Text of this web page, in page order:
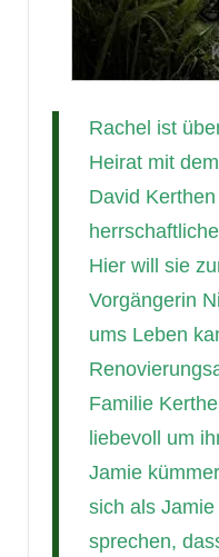
Rachel ist
Heirat mit
David
Hier will sie
Vorgängerin
ums Leben
Familie
liebevoll um
Jamie
sich als
sprechen,